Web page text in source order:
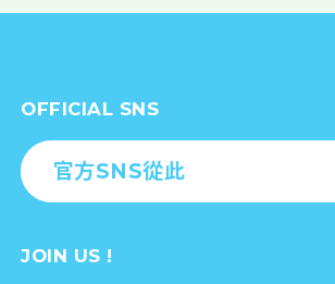
OFFICIAL SNS
官方SNS從此
JOIN US !